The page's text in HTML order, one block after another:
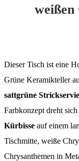
weißen
Dieser Tisch ist eine
Grüne Keramikteller
sattgrüne
Farbkonzept dreht
Kürbisse auf einem
Tischmitte, weiße
Chrysanthemen in